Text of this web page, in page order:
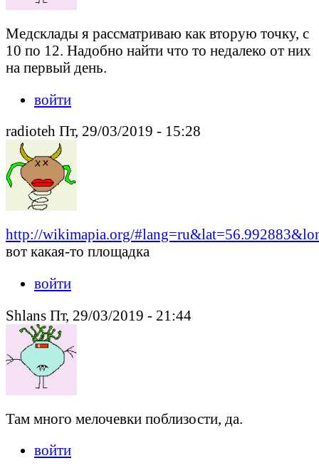
Медсклады я рассматриваю как вторую точку, с
10 по 12. Надобно найти что то недалеко от них
на первый день.
войти
radioteh Пт, 29/03/2019 - 15:28
http://wikimapia.org/
вот какая-то площадка
войти
Shlans Пт, 29/03/2019 - 21:44
Там много мелочевки поблизости, да.
войти